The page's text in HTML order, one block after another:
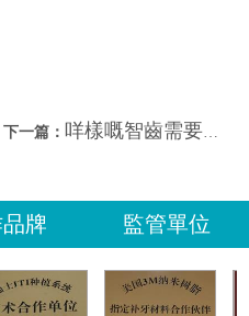
下一篇： 咩樣嘅智齒需要剝除？深圳牙科剝牙收費？
牌 監管單位